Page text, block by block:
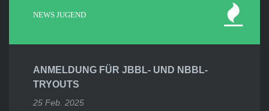
NEWS JUGEND
ANMELDUNG FÜR JBBL- UND NBBL-
TRYOUTS
25 Feb. 2025